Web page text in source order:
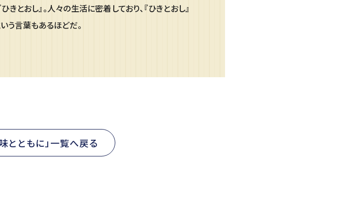
とおし』。人々の生活に密着しており、『ひきとおし』
う言葉もあるほどだ。
とともに」一覧へ戻る